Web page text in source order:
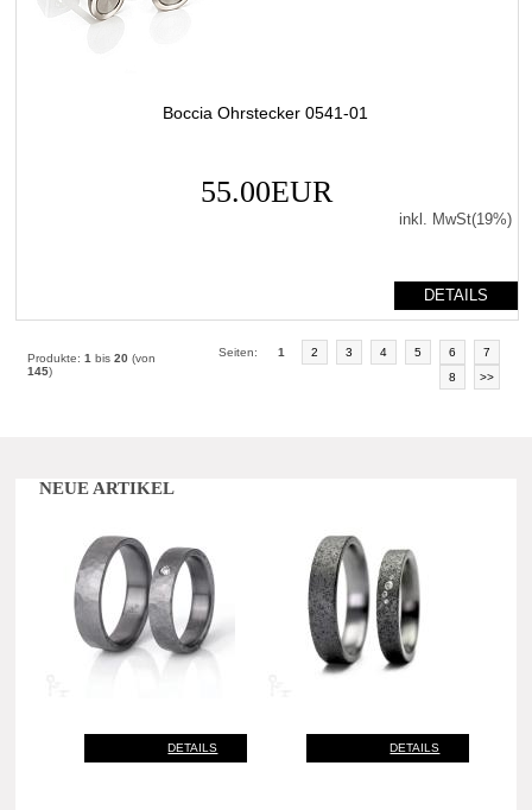
Boccia Ohrstecker 0541-01
55.00EUR
inkl. MwSt(19%)
DETAILS
Produkte:1 bis20 (von
145)
Seiten: 1 2 3 4 5 6
7
8
>>
NEUE ARTIKEL
DETAILS DETAILS